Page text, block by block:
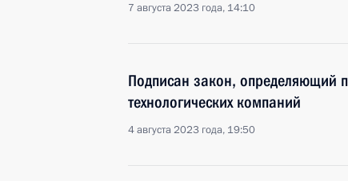
7 августа 2023 года, 14:10
Подписан закон, определяющий
технологических компаний
4 августа 2023 года, 19:50